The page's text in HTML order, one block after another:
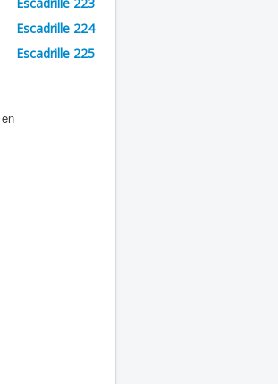
Escadrille 224
Escadrille 225